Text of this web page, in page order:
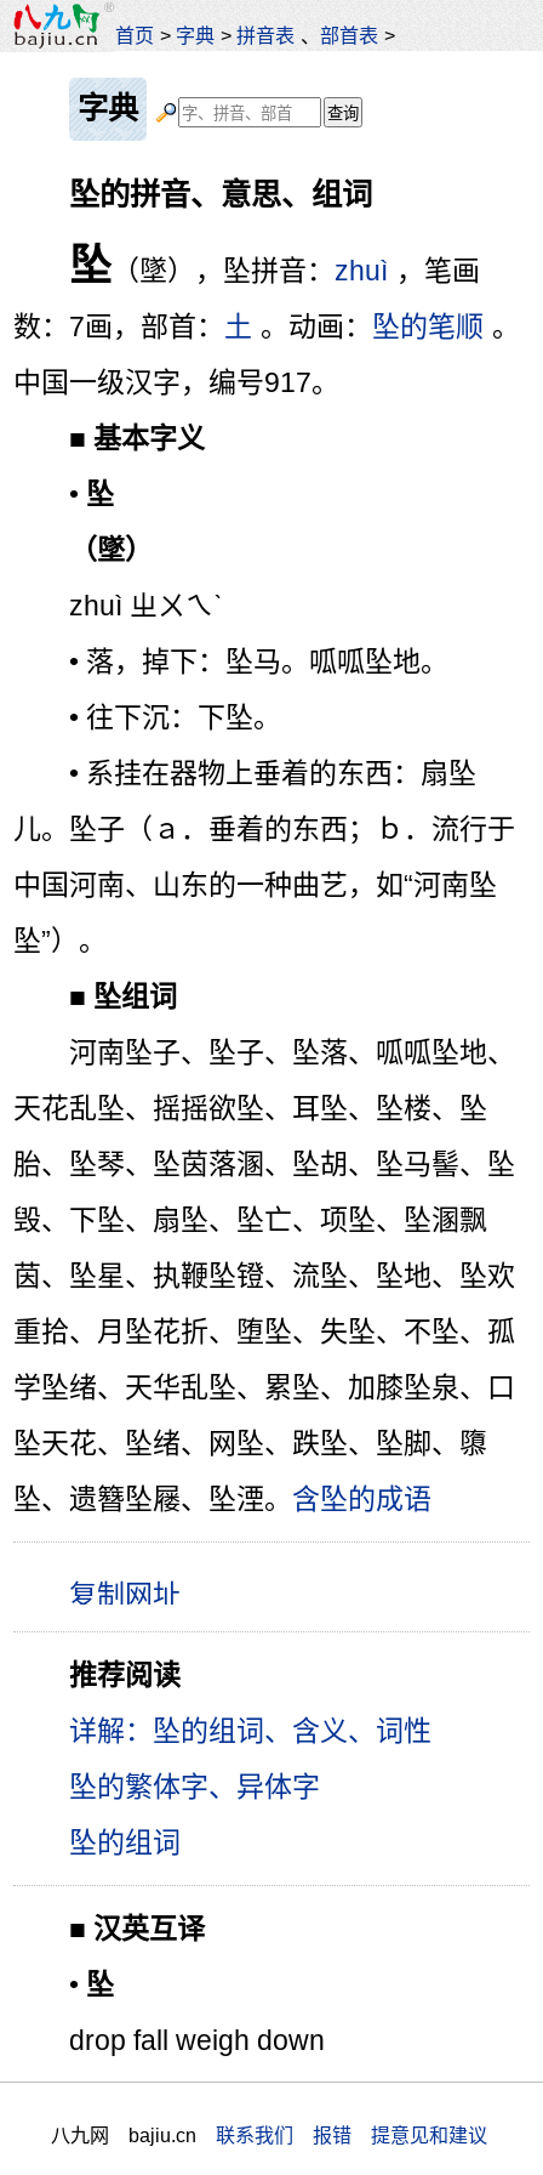
首页 > 字典 >拼音表 、部首表 >
字典
坠的拼音、意思、组词
坠（墜），坠拼音： zhuì ，笔画
数：7画，部首： 土 。动画： 坠的笔顺 。
中国一级汉字，编号917。
■基本字义
• 坠
（墜）
zhuì ㄓㄨㄟˋ
• 落，掉下：坠马。呱呱坠地。
• 往下沉：下坠。
• 系挂在器物上垂着的东西：扇坠
儿。坠子（ａ．垂着的东西；ｂ．流行于
中国河南、山东的一种曲艺，如“河南坠
坠”）。
■ 坠组词
河南坠子、坠子、坠落、呱呱坠地、
天花乱坠、摇摇欲坠、耳坠、坠楼、坠
胎、坠琴、坠茵落溷、坠胡、坠马髻、坠
毁、下坠、扇坠、坠亡、项坠、坠溷飘
茵、坠星、执鞭坠镫、流坠、坠地、坠欢
重拾、月坠花折、堕坠、失坠、不坠、孤
学坠绪、天华乱坠、累坠、加膝坠泉、口
坠天花、坠绪、网坠、跌坠、坠脚、隳
坠、遗簪坠屦、坠湮。 含坠的成语
推荐阅读
详解：坠的组词、含义、词性
坠的繁体字、异体字
坠的组词
■ 汉英互译
• 坠
drop fall weigh down
八九网 bajiu.cn 联系我们 报错 提意见和建议